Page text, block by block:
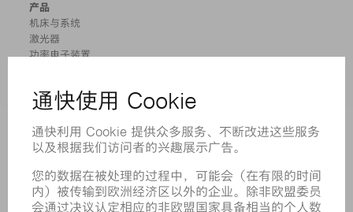
产品
机床与系统
激光器
功率电子装置
软件
应用
行业
职业发展
招聘职位